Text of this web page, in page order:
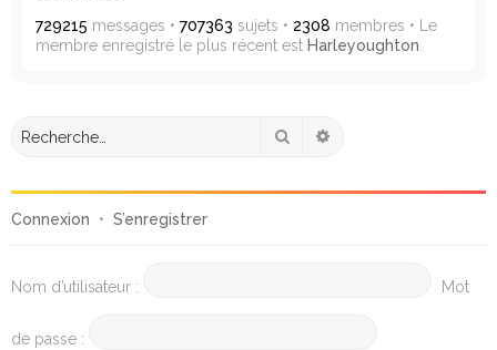
729215 messages • 707363 sujets • 2308 membres • Le
membre enregistré le plus récent est Harleyoughton
Rechercher
Connexion • S’enregistrer
Nom d’utilisateur : Mot
de passe :